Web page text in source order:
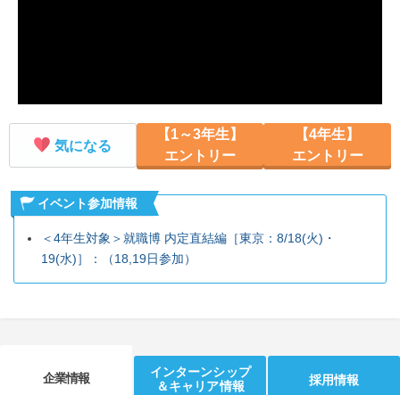
気になる
【1～3年生】
エントリー
【4年生】
エントリー
イベント参加情報
＜4年生対象＞就職博 内定直結編［東京：8/18(火)・
19(水)］：（18,19日参加）
企業情報
インターンシップ
＆キャリア情報
採用情報